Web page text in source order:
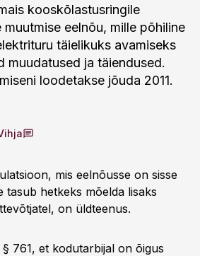
kooskõlastusringile
eelnõu, mille põhiline
täielikuks avamiseks
muudatused ja täiendused.
loodetakse jõuda 2011.
mis eelnõusse on sisse
tasub hetkeks mõelda lisaks
on üldteenus.
761, et kodutarbijal on õigus